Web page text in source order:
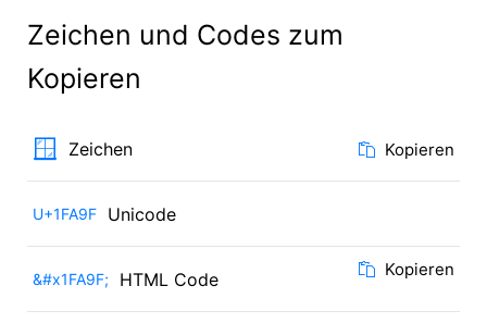
Zeichen und Codes zum
Kopieren
🪟 Zeichen Kopieren
U+1FA9F Unicode
Kopieren
&#x1FA9F; HTML Code